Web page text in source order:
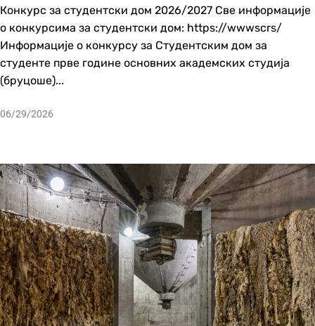
Конкурс за студентски дом 2026/2027 Све информације
о конкурсима за студентски дом: https://wwwscrs/
Информације о конкурсу за Студентским дом за
студенте прве године основних академских студија
(бруцоше)...
06/29/2026